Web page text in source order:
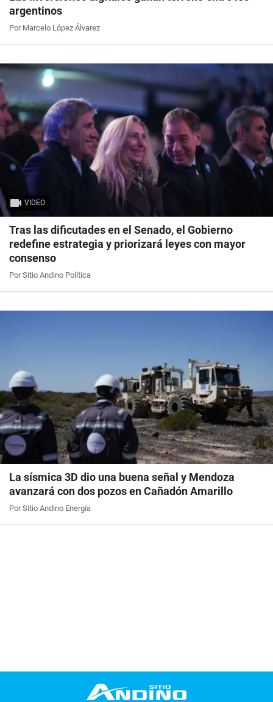
argentinos
Por Marcelo López Álvarez
VIDEO
Tras las dificutades en el Senado, el Gobierno
redefine estrategia y priorizará leyes con mayor
consenso
Por Sitio Andino Política
La sísmica 3D dio una buena señal y Mendoza
avanzará con dos pozos en Cañadón Amarillo
Por Sitio Andino Energía